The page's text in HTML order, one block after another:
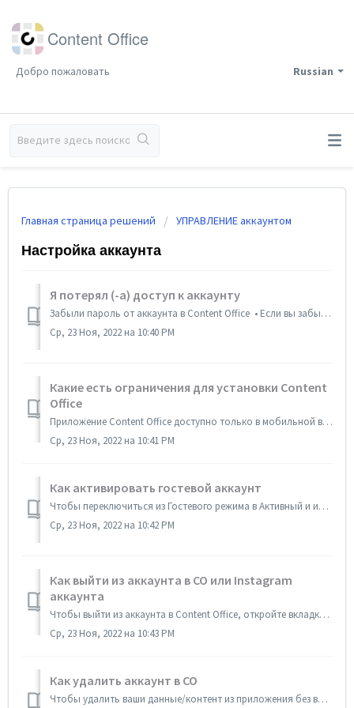
Content Office
Russian
Добро пожаловать
Главная страница решений УПРАВЛЕНИЕ аккаунтом
Настройка аккаунта
Я потерял (-а) доступ к аккаунту
Забыли пароль от аккаунта в Content Office • Если вы забыли пароль от нашего приложения, то на экране входа в приложение вы можете восстановить пароль на...
Ср, 23 Ноя, 2022 на 10:40 PM
Какие есть ограничения для установки Content
Office
Приложение Content Office доступно только в мобильной версии для iOS.
Ср, 23 Ноя, 2022 на 10:41 PM
Как активировать гостевой аккаунт
Чтобы переключиться из Гостевого режима в Активный и иметь постоянный доступ к проекту, нужно создать аккаунт в приложении Content Office. По истечен...
Ср, 23 Ноя, 2022 на 10:42 PM
Как выйти из аккаунта в CO или Instagram
аккаунта
Чтобы выйти из аккаунта в Content Office, откройте вкладку Профиль → Выйти → Выйти из Content Office.⠀ Чтобы выйти из Instagram аккаунта: Откройте в...
Ср, 23 Ноя, 2022 на 10:43 PM
Как удалить аккаунт в CO
Чтобы удалить ваши данные/контент из приложения без возможности восстановления: Откройте вкладку Профиль → Приватность → Удалить аккаунт.